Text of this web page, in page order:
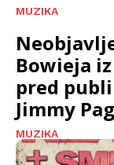
MUZIKA
Bowieja
pred
Jimmy
MUZIKA